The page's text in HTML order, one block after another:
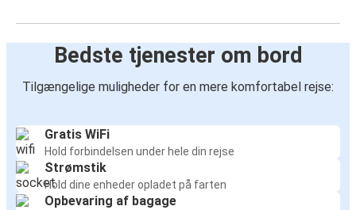
Bedste tjenester om bord
Tilgængelige muligheder for en mere komfortabel rejse:
Gratis WiFi
Hold forbindelsen under hele din rejse
Strømstik
Hold dine enheder opladet på farten
Opbevaring af bagage